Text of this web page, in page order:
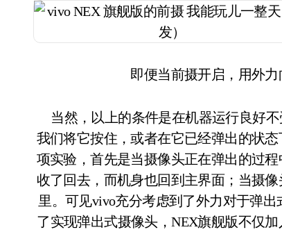
即便当前摄开启，用外
当然，以上的条件是在机器运行良好不
我们将它按住，或者在它已经弹出的状
项实验，首先是当摄像头正在弹出的过
收了回去，而机身也回到主界面；当摄
里。可见vivo充分考虑到了外力对于弹
了实现弹出式摄像头，NEX旗舰版不仅